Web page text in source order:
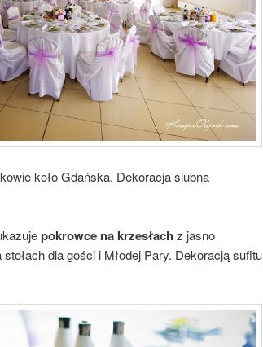
koło Gdańska. Dekoracja ślubna
pokrowce na krzesłach z jasno
dla gości i Młodej Pary. Dekoracją sufitu